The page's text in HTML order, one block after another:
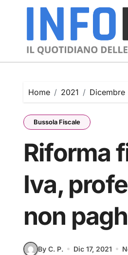
Home 2021 Dicembre
Bussola Fiscale
Riforma
Iva,
non
By C. P. Dic 17, 2021